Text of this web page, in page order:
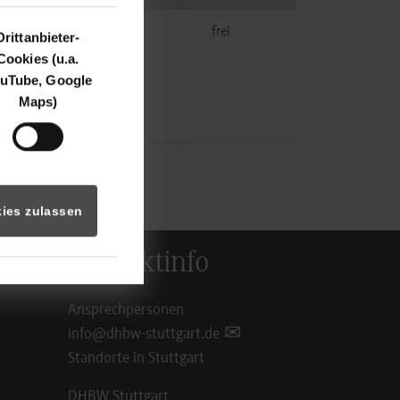
(u.a.
Google
Maps)
zulassen
frei
Kontaktinfo
Ansprechpersonen
info@dhbw-stuttgart.de
Standorte in Stuttgart